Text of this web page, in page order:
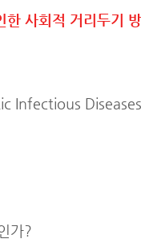
사회적 거리두기
Infectious Diseases
가?